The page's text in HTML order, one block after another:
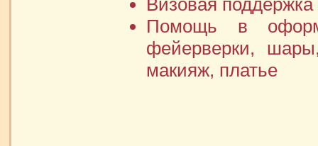
Визовая поддержка
Помощь в
фейерверки,
макияж, платье